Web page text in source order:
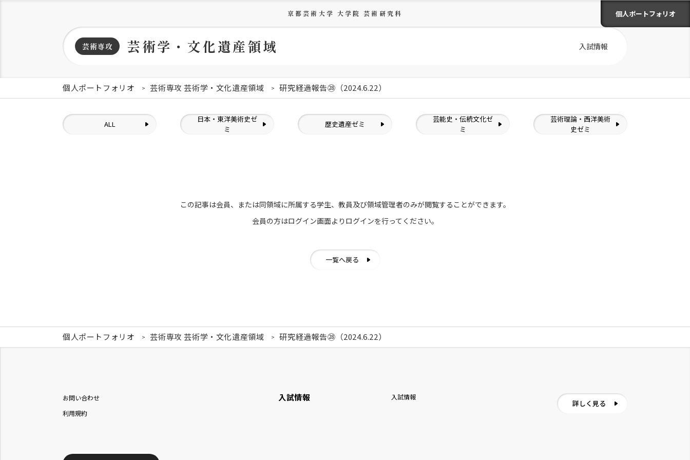
京都芸術大学 大学院 芸術研究科 個人ポートフォリオ
芸術専攻 芸術学・文化遺産領域 入試情報
個人ポートフォリオ 芸術専攻 芸術学・文化遺産領域 研究経過報告㉘（2024.6.22）
ALL
日本・東洋美術史ゼ
ミ
歴史遺産ゼミ
芸能史・伝統文化ゼ
ミ
芸術理論・西洋美術
史ゼミ
この記事は会員、または同領域に所属する学生、教員及び領域管理者のみが閲覧することができます。
会員の方はログイン画面より ログインを行ってください。
一覧へ戻る
個人ポートフォリオ 芸術専攻 芸術学・文化遺産領域 研究経過報告㉘（2024.6.22）
お問い合わせ
利用規約
入試情報 入試情報
詳しく見る